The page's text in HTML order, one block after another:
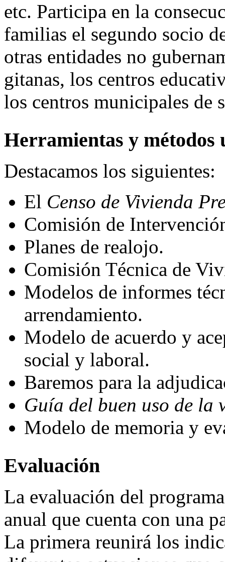
etc. Participa en la
familias el segundo socio
otras entidades no
gitanas, los centros
los centros municipales de
Herramientas y métodos
Destacamos los siguientes:
El Censo de Vivienda
Comisión de
Planes de realojo.
Comisión Técnica de
Modelos de informes
arrendamiento.
Modelo de acuerdo y
social y laboral.
Baremos para la
Guía del buen uso de la
Modelo de memoria y
Evaluación
La evaluación del
anual que cuenta con una
La primera reunirá los